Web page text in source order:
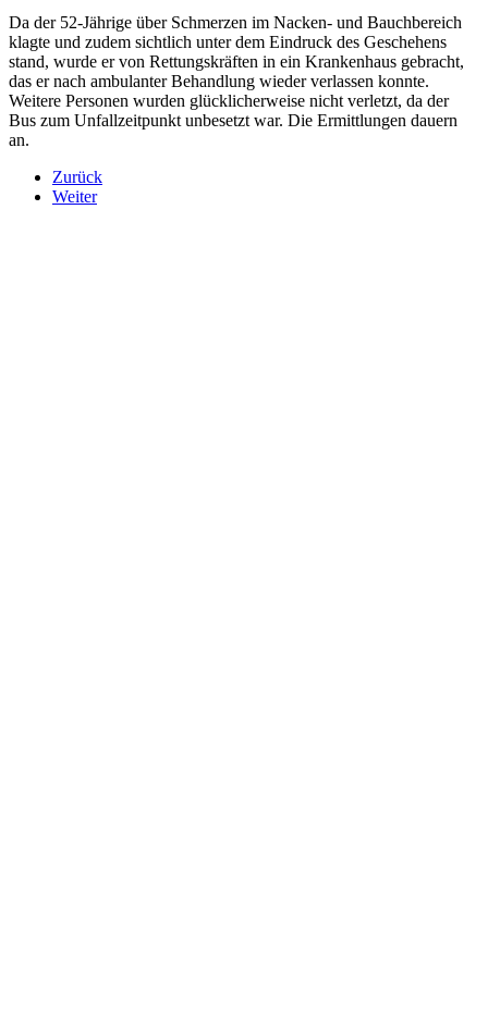
Da der 52-Jährige über Schmerzen im Nacken- und Bauchbereich
klagte und zudem sichtlich unter dem Eindruck des Geschehens
stand, wurde er von Rettungskräften in ein Krankenhaus gebracht,
das er nach ambulanter Behandlung wieder verlassen konnte.
Weitere Personen wurden glücklicherweise nicht verletzt, da der
Bus zum Unfallzeitpunkt unbesetzt war. Die Ermittlungen dauern
an.
Zurück
Weiter